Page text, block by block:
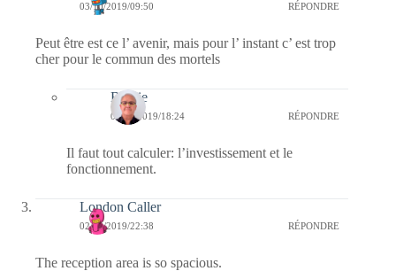
03/10/2019/09:50 RÉPONDRE
Peut être est ce l’ avenir, mais pour l’ instant c’ est trop
cher pour le commun des mortels
Bernie
06/10/2019/18:24 RÉPONDRE
Il faut tout calculer: l’investissement et le
fonctionnement.
London Caller
02/10/2019/22:38 RÉPONDRE
The reception area is so spacious.